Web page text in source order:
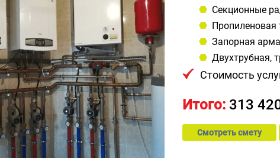
Секционные
Пропиленовая
Запорная
Двухтрубная,
Стоимость
Итого: 313
Смотреть смету